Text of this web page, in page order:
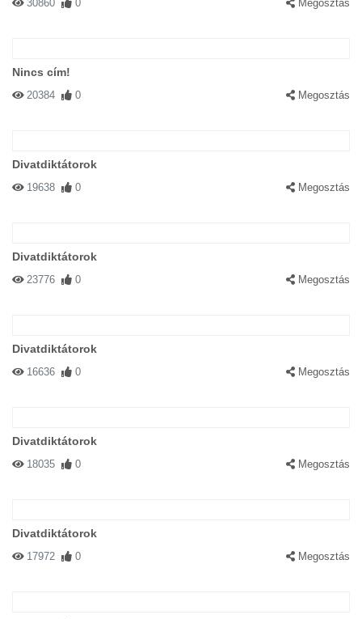
30860 0 Megosztás
Nincs cím!
20384 0 Megosztás
Divatdiktátorok
19638 0 Megosztás
Divatdiktátorok
23776 0 Megosztás
Divatdiktátorok
16636 0 Megosztás
Divatdiktátorok
18035 0 Megosztás
Divatdiktátorok
17972 0 Megosztás